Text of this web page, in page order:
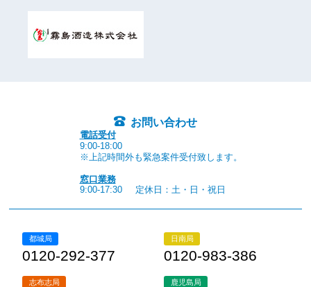
お問い合わせ
電話受付
9:00-18:00
※上記時間外も緊急案件受付致します。
窓口業務
9:00-17:30
定休日：土・日・祝日
都城局
0120-292-377
日南局
0120-983-386
志布志局 鹿児島局